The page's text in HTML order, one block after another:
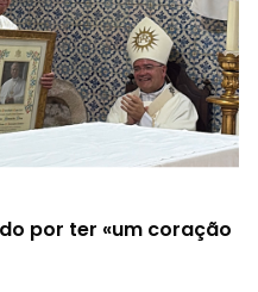
por ter «um coração